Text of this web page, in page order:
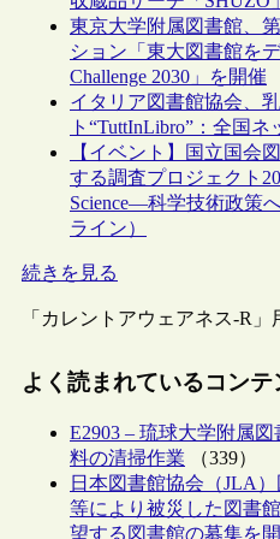
東京大学附属図書館、
ション「東大図書館を
Challenge 2030」を開催
イタリア図書館協会、
ト“TuttInLibro”：全国
【イベント】国立国会
する調査プロジェクト
Science―科学技術政策
ライン）
続きを見る
「カレントアウェアネス-R」
よく読まれているコンテ
E2903 – 琉球大学附属
料の清掃作業 （339）
日本図書館協会（JLA
等により被災した図書
望する図書館の募集を